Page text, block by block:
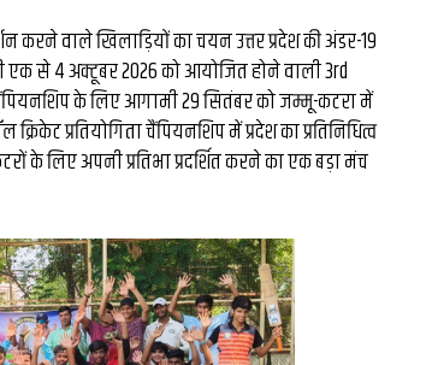
करने वाले खिलाड़ियों का चयन उत्तर प्रदेश की अंडर-19
से 4 अक्टूबर 2026 को आयोजित होने वाली 3rd
के लिए आगामी 29 सितंबर को जम्मू-कटरा में
प्रतियोगिता चैंपियनशिप में प्रदेश का प्रतिनिधित्व
के लिए अपनी प्रतिभा प्रदर्शित करने का एक बड़ा मंच
मिस्टर बीस्ट से दो घंटे की
बातचीत, फिर छोड़ी ₹26 लाख की
नौकरी: कैसे हैरी उप्पल बने देश